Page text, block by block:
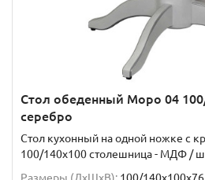
Стол обеденный Моро 04
серебро
Стол кухонный на одной ножке с
100/140х100 столешница - МДФ /